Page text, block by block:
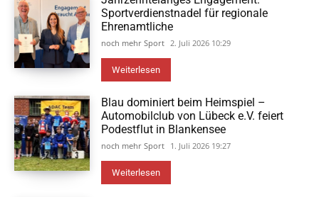
Sportverdienstnadel für regionale
Ehrenamtliche
noch mehr Sport 2. Juli 2026 10:29
Weiterlesen
Blau dominiert beim Heimspiel –
Automobilclub von Lübeck e.V. feiert
Podestflut in Blankensee
noch mehr Sport 1. Juli 2026 19:27
Weiterlesen